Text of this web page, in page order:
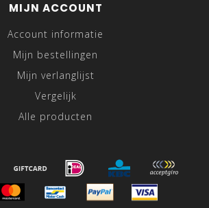
MIJN ACCOUNT
Account informatie
Mijn bestellingen
Mijn verlanglijst
Vergelijk
Alle producten